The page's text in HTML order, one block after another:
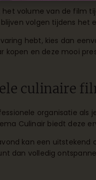
het volume van de film
volgen tijdens het
hebt, kies dan
kopen en deze mooi
culinaire
organisatie als
Culinair biedt deze
kan een
dan volledig